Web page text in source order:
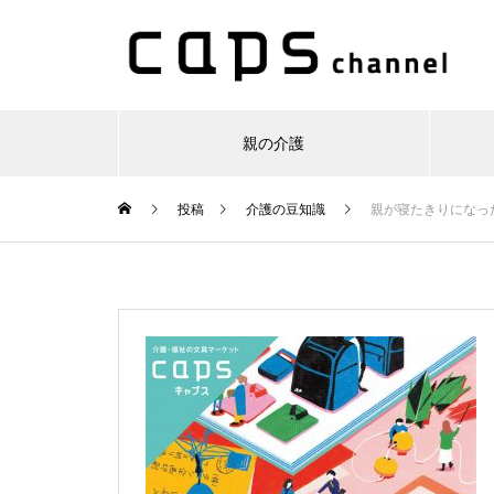
親の介護
投稿 介護の豆知識 親が寝たきりにな